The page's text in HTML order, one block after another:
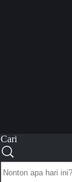
Cari